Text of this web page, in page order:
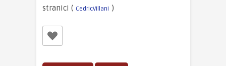
stranici ( CedricVillani )